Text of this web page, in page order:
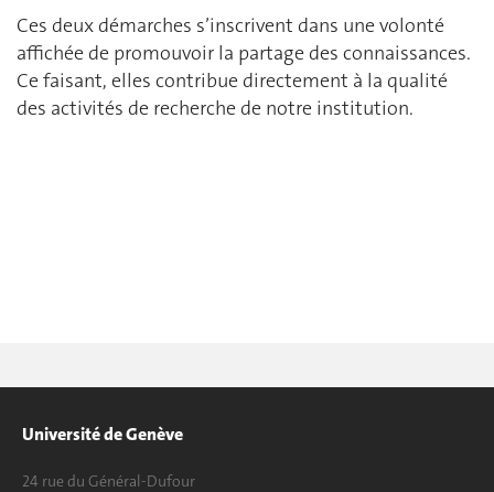
Ces deux démarches s’inscrivent dans une volonté
affichée de promouvoir la partage des connaissances.
Ce faisant, elles contribue directement à la qualité
des activités de recherche de notre institution.
Université de Genève
24 rue du Général-Dufour